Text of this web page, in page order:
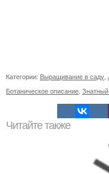
Категории: Выращивание в саду
Ботаническое описание
Читайте также